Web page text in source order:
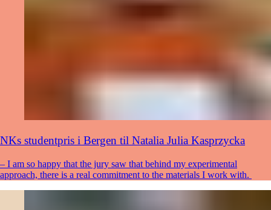
NKs studentpris i Bergen til Natalia Julia Kasprzycka
– I am so happy that the jury saw that behind my experimental
approach, there is a real commitment to the materials I work with.